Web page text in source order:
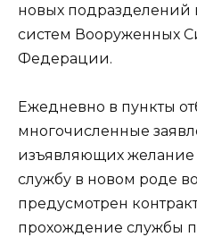
новых подразделений
систем Вооруженных
Федерации.
Ежедневно в пункты
многочисленные
изъявляющих
службу в новом роде
предусмотрен
прохождение службы